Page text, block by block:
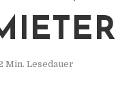
Min. Lesedauer